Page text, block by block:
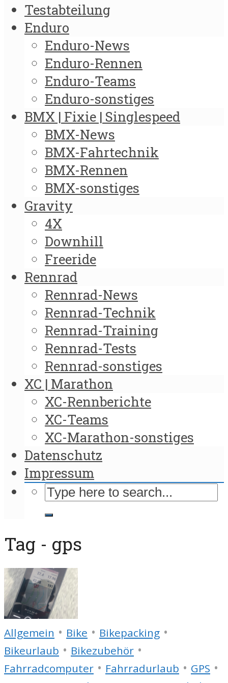
Testabteilung
Enduro
Enduro-News
Enduro-Rennen
Enduro-Teams
Enduro-sonstiges
BMX | Fixie | Singlespeed
BMX-News
BMX-Fahrtechnik
BMX-Rennen
BMX-sonstiges
Gravity
4X
Downhill
Freeride
Rennrad
Rennrad-News
Rennrad-Technik
Rennrad-Training
Rennrad-Tests
Rennrad-sonstiges
XC | Marathon
XC-Rennberichte
XC-Teams
XC-Marathon-sonstiges
Datenschutz
Impressum
Tag - gps
Allgemein • Bike • Bikepacking •
Bikeurlaub • Bikezubehör •
Fahrradcomputer • Fahrradurlaub • GPS •